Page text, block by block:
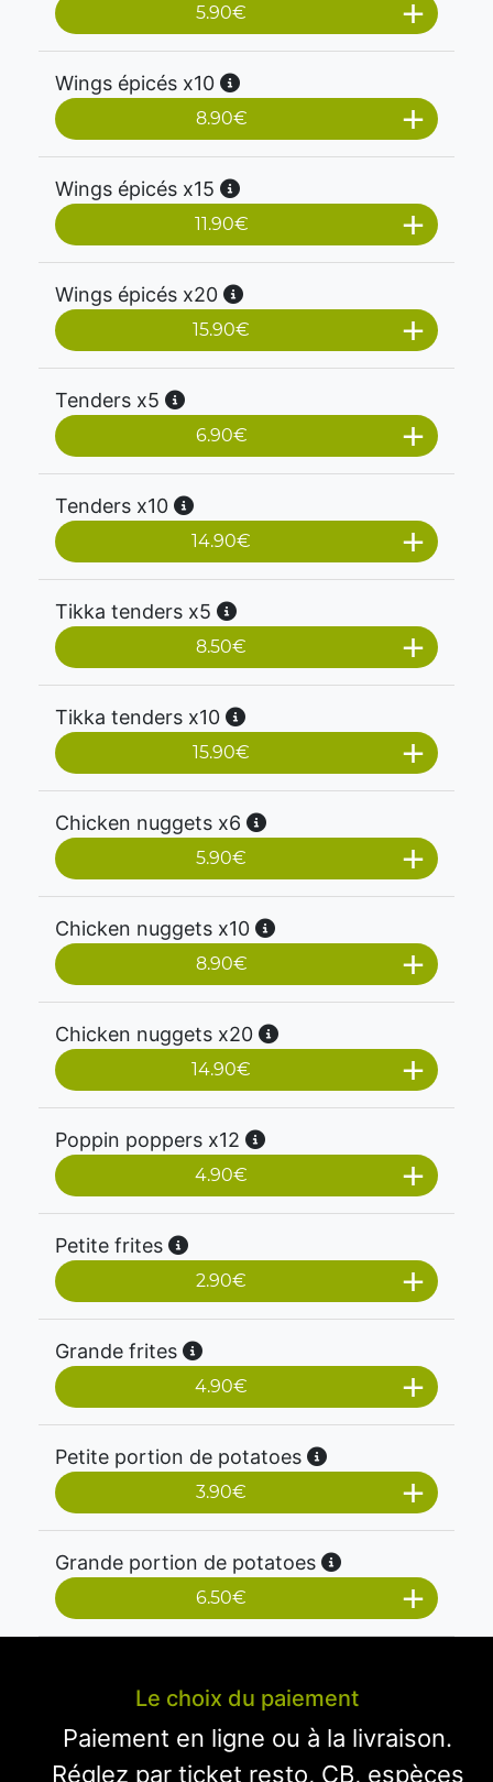
5.90€
Wings épicés x10
8.90€
Wings épicés x15
11.90€
Wings épicés x20
15.90€
Tenders x5
6.90€
Tenders x10
14.90€
Tikka tenders x5
8.50€
Tikka tenders x10
15.90€
Chicken nuggets x6
5.90€
Chicken nuggets x10
8.90€
Chicken nuggets x20
14.90€
Poppin poppers x12
4.90€
Petite frites
2.90€
Grande frites
4.90€
Petite portion de potatoes
3.90€
Grande portion de potatoes
6.50€
Le choix du paiement
Paiement en ligne ou à la livraison.
Réglez par ticket resto, CB, espèces